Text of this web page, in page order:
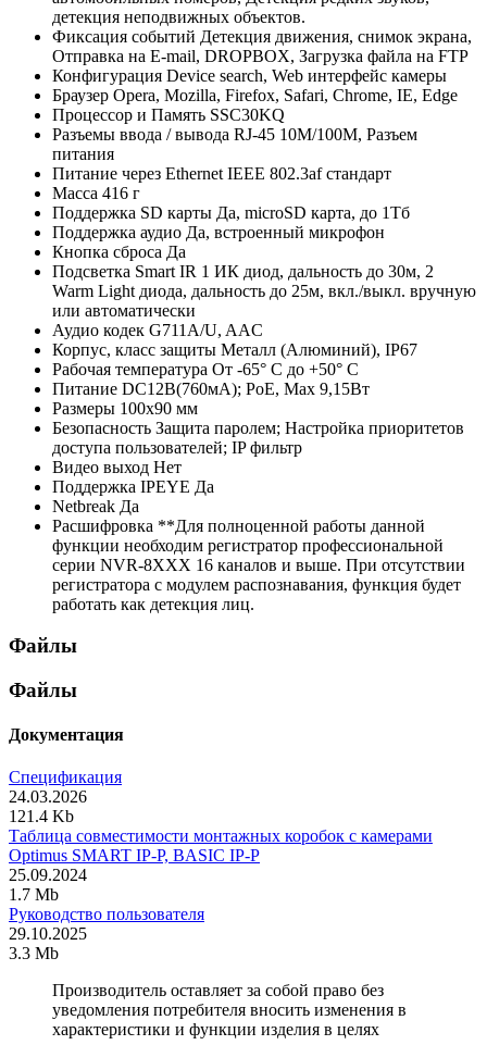
детекция неподвижных объектов.
Фиксация событий Детекция движения, снимок экрана,
Отправка на E-mail, DROPBOX, Загрузка файла на FTP
Конфигурация Device search, Web интерфейс камеры
Браузер Opera, Mozilla, Firefox, Safari, Chrome, IE, Edge
Процессор и Память SSC30KQ
Разъемы ввода / вывода RJ-45 10M/100M, Разъем
питания
Питание через Ethernet IEEE 802.3af стандарт
Масса 416 г
Поддержка SD карты Да, microSD карта, до 1Тб
Поддержка аудио Да, встроенный микрофон
Кнопка сброса Да
Подсветка Smart IR 1 ИК диод, дальность до 30м, 2
Warm Light диода, дальность до 25м, вкл./выкл. вручную
или автоматически
Аудио кодек G711A/U, AAC
Корпус, класс защиты Металл (Алюминий), IР67
Рабочая температура От -65° С до +50° С
Питание DC12В(760мА); РоЕ, Мах 9,15Вт
Размеры 100х90 мм
Безопасность Защита паролем; Настройка приоритетов
доступа пользователей; IP фильтр
Видео выход Нет
Поддержка IPEYE Да
Netbreak Да
Расшифровка **Для полноценной работы данной
функции необходим регистратор профессиональной
серии NVR-8XXX 16 каналов и выше. При отсутствии
регистратора с модулем распознавания, функция будет
работать как детекция лиц.
Файлы
Файлы
Документация
Спецификация
24.03.2026
121.4 Kb
Таблица совместимости монтажных коробок с камерами
Optimus SMART IP-P, BASIC IP-P
25.09.2024
1.7 Mb
Руководство пользователя
29.10.2025
3.3 Mb
Производитель оставляет за собой право без
уведомления потребителя вносить изменения в
характеристики и функции изделия в целях